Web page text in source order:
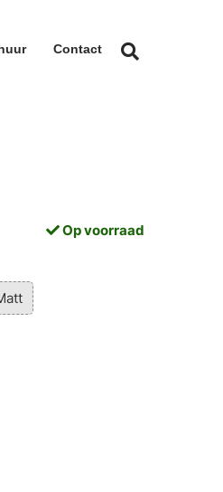
Contact
Op voorraad